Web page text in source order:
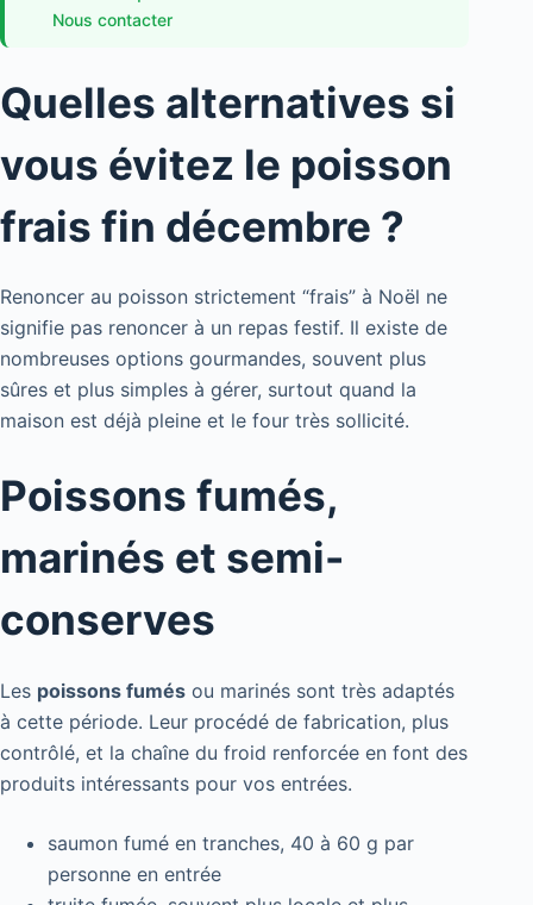
Nous contacter
Quelles alternatives si
vous évitez le poisson
frais fin décembre ?
Renoncer au poisson strictement “frais” à Noël ne
signifie pas renoncer à un repas festif. Il existe de
nombreuses options gourmandes, souvent plus
sûres et plus simples à gérer, surtout quand la
maison est déjà pleine et le four très sollicité.
Poissons fumés,
marinés et semi-
conserves
Les poissons fumés ou marinés sont très adaptés
à cette période. Leur procédé de fabrication, plus
contrôlé, et la chaîne du froid renforcée en font des
produits intéressants pour vos entrées.
saumon fumé en tranches, 40 à 60 g par
personne en entrée